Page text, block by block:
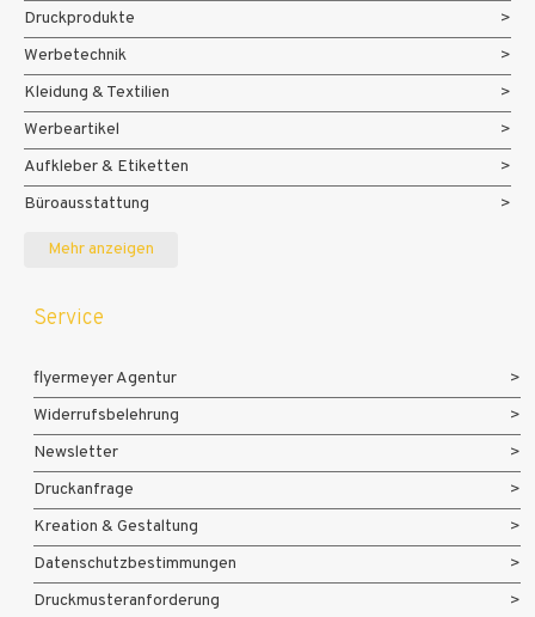
Druckprodukte
Werbetechnik
Kleidung & Textilien
Werbeartikel
Aufkleber & Etiketten
Büroausstattung
Messe- und Eventmaterialien
Mehr anzeigen
Service
flyermeyer Agentur
Widerrufsbelehrung
Newsletter
Druckanfrage
Kreation & Gestaltung
Datenschutzbestimmungen
Druckmusteranforderung